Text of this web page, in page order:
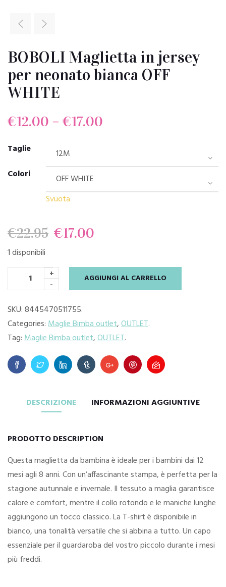
BOBOLI Maglietta in jersey
per neonato bianca OFF
WHITE
€12.00 – €17.00
Taglie
Colori
Svuota
€22.95 Il
originale
era:
€22.95.
€17.00
attuale
€17.00.
1 disponibili
+
-
AGGIUNGI AL CARRELLO
SKU:8445470511755.
Categories:Maglie Bimba outlet,OUTLET.
Tag:Maglie Bimba outlet,OUTLET.
DESCRIZIONE INFORMAZIONI AGGIUNTIVE
PRODOTTO DESCRIPTION
Questa maglietta da bambina è ideale per i bambini dai 12
mesi agli 8 anni. Con un’affascinante stampa, è perfetta per la
stagione autunnale e invernale. Il tessuto a maglia garantisce
calore e comfort, mentre il collo rotondo e le maniche lunghe
aggiungono un tocco classico. La T-shirt è disponibile in
bianco, una tonalità versatile che si abbina a tutto. Un capo
essenziale per il guardaroba del vostro piccolo durante i mesi
più freddi.